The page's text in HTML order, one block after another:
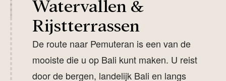
Watervallen &
Rijstterrassen
De route naar Pemuteran is een van de
mooiste die u op Bali kunt maken. U reist
door de bergen, landelijk Bali en langs